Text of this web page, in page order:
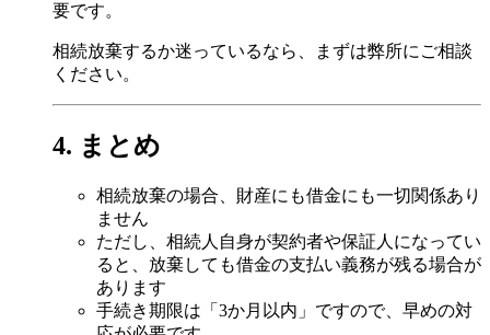
要です。
相続放棄するか迷っているなら、まずは弊所にご相談
ください。
4. まとめ
相続放棄の場合、財産にも借金にも一切関係あり
ません
ただし、相続人自身が契約者や保証人になってい
ると、放棄しても借金の支払い義務が残る場合が
あります
手続き期限は「3か月以内」ですので、早めの対